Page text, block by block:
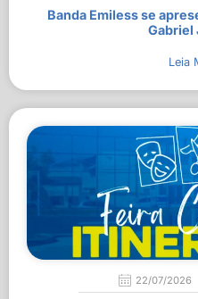
Banda Emiless se
Gabriel
Leia
22/07/2026